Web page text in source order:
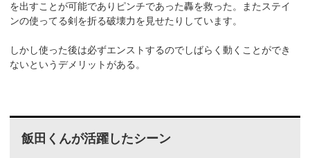
を出すことが可能でありピンチであった轟を救った。またステイ
ンの使ってる剣を折る破壊力を見せたりしています。
しかし使った後は必ずエンストするのでしばらく動くことができ
ないというデメリットがある。
飯田くんが活躍したシーン